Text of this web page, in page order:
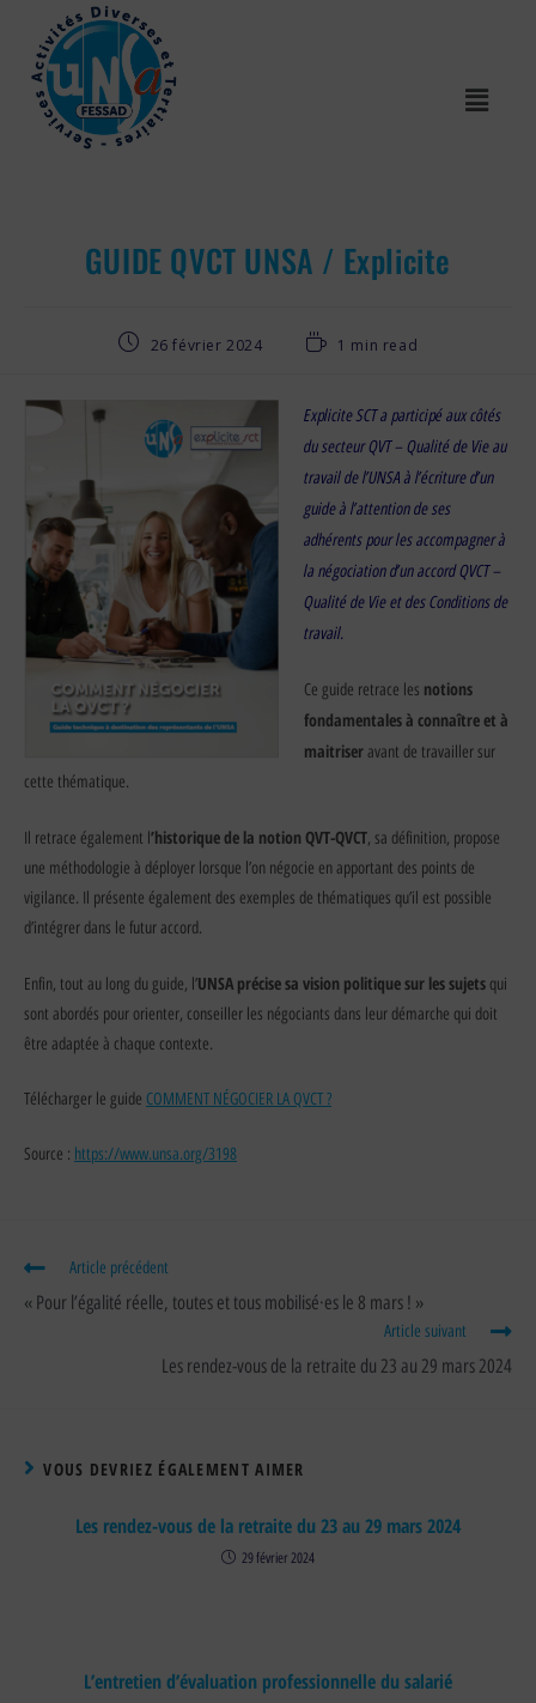
GUIDE QVCT UNSA / Explicite
26 février 2024 1 min read
Explicite SCT a participé aux côtés
du secteur QVT – Qualité de Vie au
travail de l’UNSA à l’écriture d’un
guide à l’attention de ses
adhérents pour les accompagner à
la négociation d’un accord QVCT –
Qualité de Vie et des Conditions de
travail.
Ce guide retrace les notions
fondamentales à connaître et à
maitriseravant de travailler sur
cette thématique.
Il retrace également l ’historique de la notion QVT-QVCT, sa définition, propose
une méthodologie à déployer lorsque l’on négocie en apportant des points de
vigilance. Il présente également des exemples de thématiques qu’il est possible
d’intégrer dans le futur accord.
Enfin, tout au long du guide, l’UNSA précise sa vision politique sur les sujets qui
sont abordés pour orienter, conseiller les négociants dans leur démarche qui doit
être adaptée à chaque contexte.
Télécharger le guide COMMENT NÉGOCIER LA QVCT ?
Source : https://www.unsa.org/3198
Article précédent
« Pour l’égalité réelle, toutes et tous mobilisé·es le 8 mars ! »
Article suivant
Les rendez-vous de la retraite du 23 au 29 mars 2024
VOUS DEVRIEZ ÉGALEMENT AIMER
Les rendez-vous de la retraite du 23 au 29 mars 2024
29 février 2024
L’entretien d’évaluation professionnelle du salarié